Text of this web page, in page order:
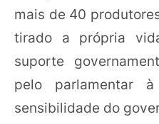
mais de 40
tirado a própria
suporte
pelo parlamentar
sensibilidade do